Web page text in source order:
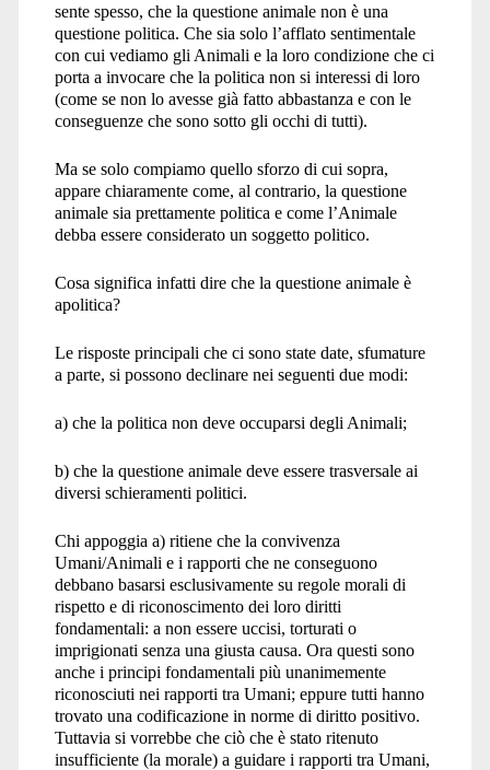
sente spesso, che la questione animale non è una
questione politica. Che sia solo l’afflato sentimentale
con cui vediamo gli Animali e la loro condizione che ci
porta a invocare che la politica non si interessi di loro
(come se non lo avesse già fatto abbastanza e con le
conseguenze che sono sotto gli occhi di tutti).
Ma se solo compiamo quello sforzo di cui sopra,
appare chiaramente come, al contrario, la questione
animale sia prettamente politica e come l’Animale
debba essere considerato un soggetto politico.
Cosa significa infatti dire che la questione animale è
apolitica?
Le risposte principali che ci sono state date, sfumature
a parte, si possono declinare nei seguenti due modi:
a) che la politica non deve occuparsi degli Animali;
b) che la questione animale deve essere trasversale ai
diversi schieramenti politici.
Chi appoggia a) ritiene che la convivenza
Umani/Animali e i rapporti che ne conseguono
debbano basarsi esclusivamente su regole morali di
rispetto e di riconoscimento dei loro diritti
fondamentali: a non essere uccisi, torturati o
imprigionati senza una giusta causa. Ora questi sono
anche i principi fondamentali più unanimemente
riconosciuti nei rapporti tra Umani; eppure tutti hanno
trovato una codificazione in norme di diritto positivo.
Tuttavia si vorrebbe che ciò che è stato ritenuto
insufficiente (la morale) a guidare i rapporti tra Umani,